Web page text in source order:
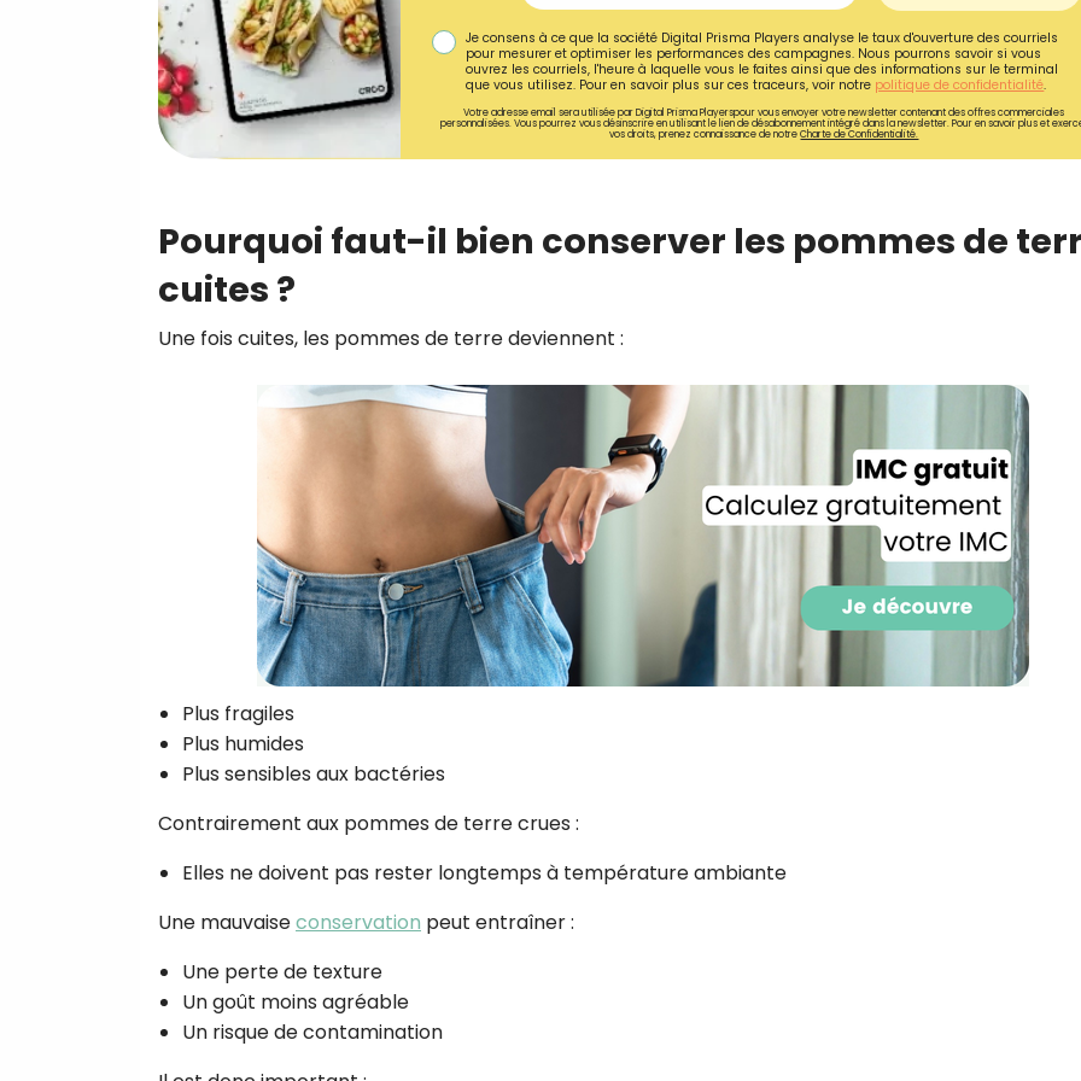
Je consens à ce que la société Digital Prisma Players analyse le taux d'ouverture des courriels
pour mesurer et optimiser les performances des campagnes. Nous pourrons savoir si vous
ouvrez les courriels, l'heure à laquelle vous le faites ainsi que des informations sur le terminal
que vous utilisez. Pour en savoir plus sur ces traceurs, voir notre politique de confidentialité.
Votre adresse email sera utilisée par Digital Prisma Playerspour vous envoyer votre newsletter contenant des offres commerciales
personnalisées. Vous pourrez vous désinscrire en utilisant le lien de désabonnement intégré dans la newsletter. Pour en savoir plus et
vos droits, prenez connaissance de notreCharte de Confidentialité.
Pourquoi faut-il bien conserver les pommes de
cuites ?
Une fois cuites, les pommes de terre deviennent :
Plus fragiles
Plus humides
Plus sensibles aux bactéries
Contrairement aux pommes de terre crues :
Elles ne doivent pas rester longtemps à température ambiante
Une mauvaiseconservation peut entraîner :
Une perte de texture
Un goût moins agréable
Un risque de contamination
Je consens à ce que la société
Prisma Players analyse le taux
l'heure à laquelle vous le faites ainsi
des informations sur le terminal que
Votre adresse email sera utilisée par Digital Prisma
envoyer votre newsletter contenant des offres
personnalisées. Vous pourrez vous désinscrire en
désabonnement intégré dans la newsletter. Pour en
exercer vos droits, prenez connaissance de notre
Confidentialité